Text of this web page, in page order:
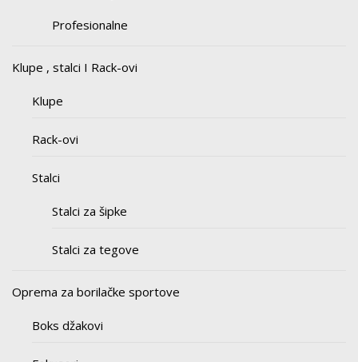
Profesionalne
Klupe , stalci I Rack-ovi
Klupe
Rack-ovi
Stalci
Stalci za šipke
Stalci za tegove
Oprema za borilačke sportove
Boks džakovi